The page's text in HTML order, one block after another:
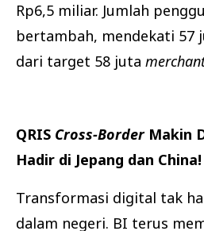
Rp6,5 miliar. Jumlah
bertambah, mendekati 57
dari target 58 juta
QRIS Cross-BorderMakin
Hadir di Jepang dan China!
Transformasi digital tak
dalam negeri. BI terus